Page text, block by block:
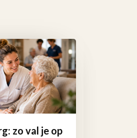
zo val je op